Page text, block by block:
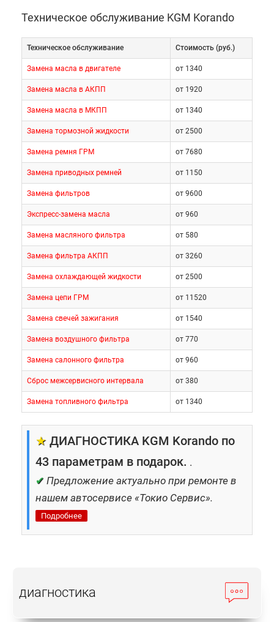
Техническое обслуживание KGM Korando
Техническое обслуживание Cтоимость (руб.)
Замена масла в двигателе от 1340
Замена масла в АКПП от 1920
Замена масла в МКПП от 1340
Замена тормозной жидкости от 2500
Замена ремня ГРМ от 7680
Замена приводных ремней от 1150
Замена фильтров от 9600
Экспресс-замена масла от 960
Замена масляного фильтра от 580
Замена фильтра АКПП от 3260
Замена охлаждающей жидкости от 2500
Замена цепи ГРМ от 11520
Замена свечей зажигания от 1540
Замена воздушного фильтра от 770
Замена салонного фильтра от 960
Сброс межсервисного интервала от 380
Замена топливного фильтра от 1340
★ ДИАГНОСТИКА KGM Korando по
43 параметрам в подарок. .
✔ Предложение актуально при ремонте в
нашем автосервисе «Токио Сервис».
Подробнее
диагностика